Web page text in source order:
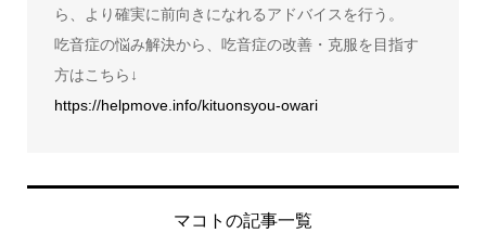
ら、より確実に前向きになれるアドバイスを行う。
吃音症の悩み解決から、吃音症の改善・克服を目指す
方はこちら↓
https://helpmove.info/kituonsyou-owari
マコトの記事一覧